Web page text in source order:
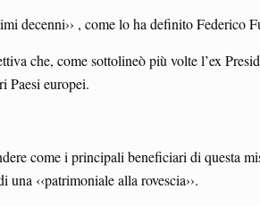
decenni›› , come lo ha definito Federico
che, come sottolineò più volte l’ex
Paesi europei.
come i principali beneficiari di questa
‹‹patrimoniale alla rovescia››.